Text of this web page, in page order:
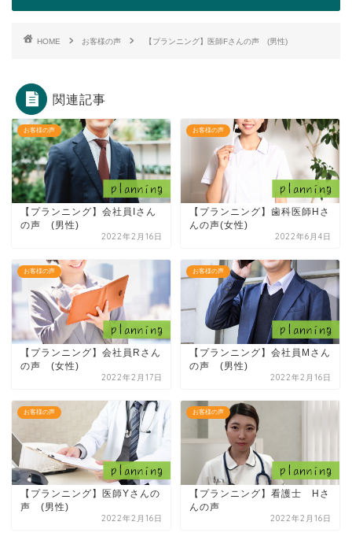
HOME お客様の声 【プランニング】医師Fさんの声 (男性)
関連記事
お客様の声
【プランニング】会社員Iさん
の声 (男性)
2022年2月16日
お客様の声
【プランニング】歯科医師Hさ
んの声(女性)
2022年6月4日
お客様の声
【プランニング】会社員Rさん
の声 (女性)
2022年2月17日
お客様の声
【プランニング】会社員Mさん
の声 (男性)
2022年2月16日
お客様の声
【プランニング】医師Yさんの
声 (男性)
2022年2月16日
お客様の声
【プランニング】看護士 Hさ
んの声
2022年2月16日